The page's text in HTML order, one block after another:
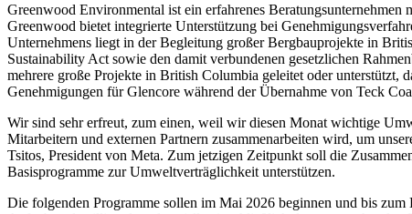
Greenwood Environmental ist ein erfahrenes
Greenwood bietet integrierte Unterstützung bei
Unternehmens liegt in der Begleitung großer Bergbauprojekte in
Sustainability Act sowie den damit verbundenen gesetzlichen
mehrere große Projekte in British Columbia geleitet oder
Genehmigungen für Glencore während der Übernahme von Teck
Wir sind sehr erfreut, zum einen, weil wir diesen Monat wichtige
Mitarbeitern und externen Partnern zusammenarbeiten wird, um
Tsitos, President von Meta. Zum jetzigen Zeitpunkt soll die
Basisprogramme zur Umweltverträglichkeit unterstützen.
Die folgenden Programme sollen im Mai 2026 beginnen und bis